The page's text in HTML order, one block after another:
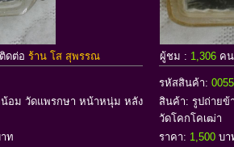
ดต่อ ร้าน โส สุพรรณ ผู้ชม : 1,306 ค
น้อม วัดแพรกษา หน้าหนุ่ม หลัง
ท
รหัสสินค้า:
สินค้า: รูปถ่ายข้
วัดโคกโคเฒ่า
ราคา: 1,500 บา